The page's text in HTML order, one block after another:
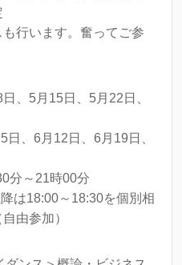
行います。奮ってご参
月15日、5月22日、
、6月19日、
時00分
～18:30を個別相
由参加）